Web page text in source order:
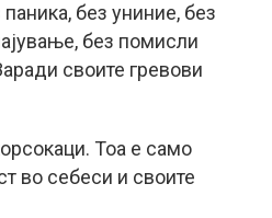
без униние, без
без помисли
своите гревови
Тоа е само
во себеси и своите